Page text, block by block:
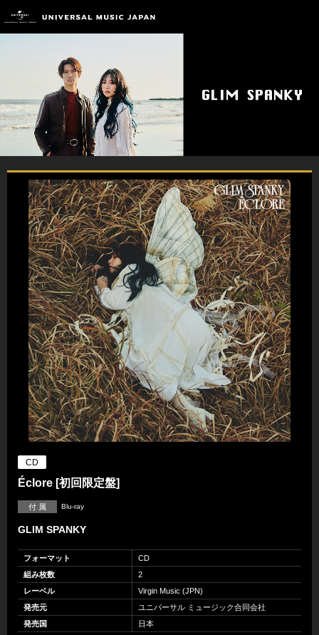
CD
Éclore [初回限定盤]
付 属 Blu-ray
GLIM SPANKY
フォーマット
CD
組み枚数
2
レーベル
Virgin Music (JPN)
発売元
ユニバーサル ミュージック合同会社
発売国
日本